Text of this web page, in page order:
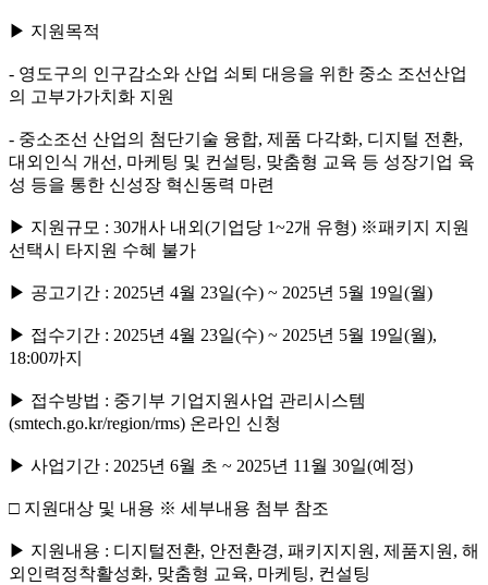
▶ 지원목적
- 영도구의 인구감소와 산업 쇠퇴 대응을 위한 중소 조선산업
의 고부가가치화 지원
- 중소조선 산업의 첨단기술 융합, 제품 다각화, 디지털 전환,
대외인식 개선, 마케팅 및 컨설팅, 맞춤형 교육 등 성장기업 육
성 등을 통한 신성장 혁신동력 마련
▶ 지원규모 : 30개사 내외(기업당 1~2개 유형) ※패키지 지원
선택시 타지원 수혜 불가
▶ 공고기간 : 2025년 4월 23일(수) ~ 2025년 5월 19일(월)
▶ 접수기간 : 2025년 4월 23일(수) ~ 2025년 5월 19일(월),
18:00까지
▶ 접수방법 : 중기부 기업지원사업 관리시스템
(smtech.go.kr/region/rms) 온라인 신청
▶ 사업기간 : 2025년 6월 초 ~ 2025년 11월 30일(예정)
□ 지원대상 및 내용 ※ 세부내용 첨부 참조
▶ 지원내용 : 디지털전환, 안전환경, 패키지지원, 제품지원, 해
외인력정착활성화, 맞춤형 교육, 마케팅, 컨설팅